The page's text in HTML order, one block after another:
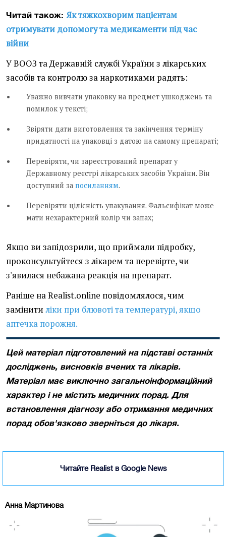
Читай також: Як тяжкохворим пацієнтам
отримувати допомогу та медикаменти під час
війни
У ВООЗ та Державній службі України з лікарських
засобів та контролю за наркотиками радять:
Уважно вивчати упаковку на предмет ушкоджень та
помилок у тексті;
Звіряти дати виготовлення та закінчення терміну
придатності на упаковці з датою на самому препараті;
Перевіряти, чи зареєстрований препарат у
Державному реєстрі лікарських засобів України. Він
доступний за посиланням.
Перевіряти цілісність упакування. Фальсифікат може
мати нехарактерний колір чи запах;
Якщо ви запідозрили, що приймали підробку,
проконсультуйтеся з лікарем та перевірте, чи
з'явилася небажана реакція на препарат.
Раніше на Realist.online повідомлялося, чим
замінити ліки при блювоті та температурі, якщо
аптечка порожня.
Цей матеріал підготовлений на підставі останніх
досліджень, висновків вчених та лікарів.
Матеріал має виключно загальноінформаційний
характер і не містить медичних порад. Для
встановлення діагнозу або отримання медичних
порад обов'язково зверніться до лікаря.
Читайте Realist в Google News
Анна Мартинова